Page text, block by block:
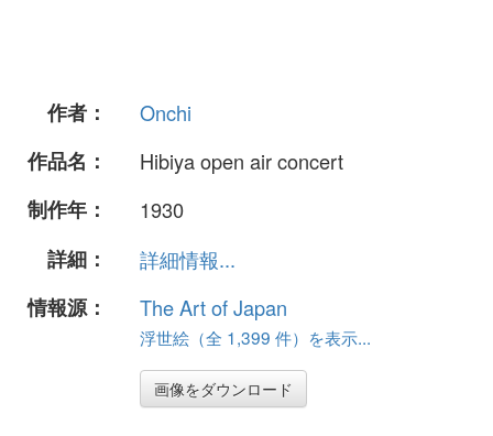
作者：
Onchi
作品名：
Hibiya open air concert
制作年：
1930
詳細：
詳細情報...
情報源：
The Art of Japan
浮世絵（全 1,399 件）を表示...
画像をダウンロード